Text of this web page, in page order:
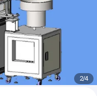
2/4